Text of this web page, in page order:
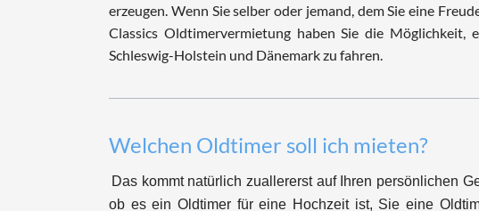
erzeugen. Wenn Sie selber oder jemand, dem Sie eine
Classics Oldtimervermietung haben Sie die
Schleswig-Holstein und Dänemark zu fahren.
Welchen Oldtimer soll ich mieten?
Das kommt natürlich zuallererst auf Ihren persönlichen
ob es ein Oldtimer für eine Hochzeit ist, Sie eine